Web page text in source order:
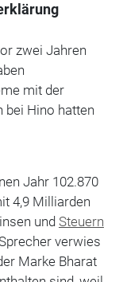
zwei Jahren
mit der
Hino hatten
Jahr 102.870
4,9 Milliarden
und Steuern
verwies
Marke Bharat